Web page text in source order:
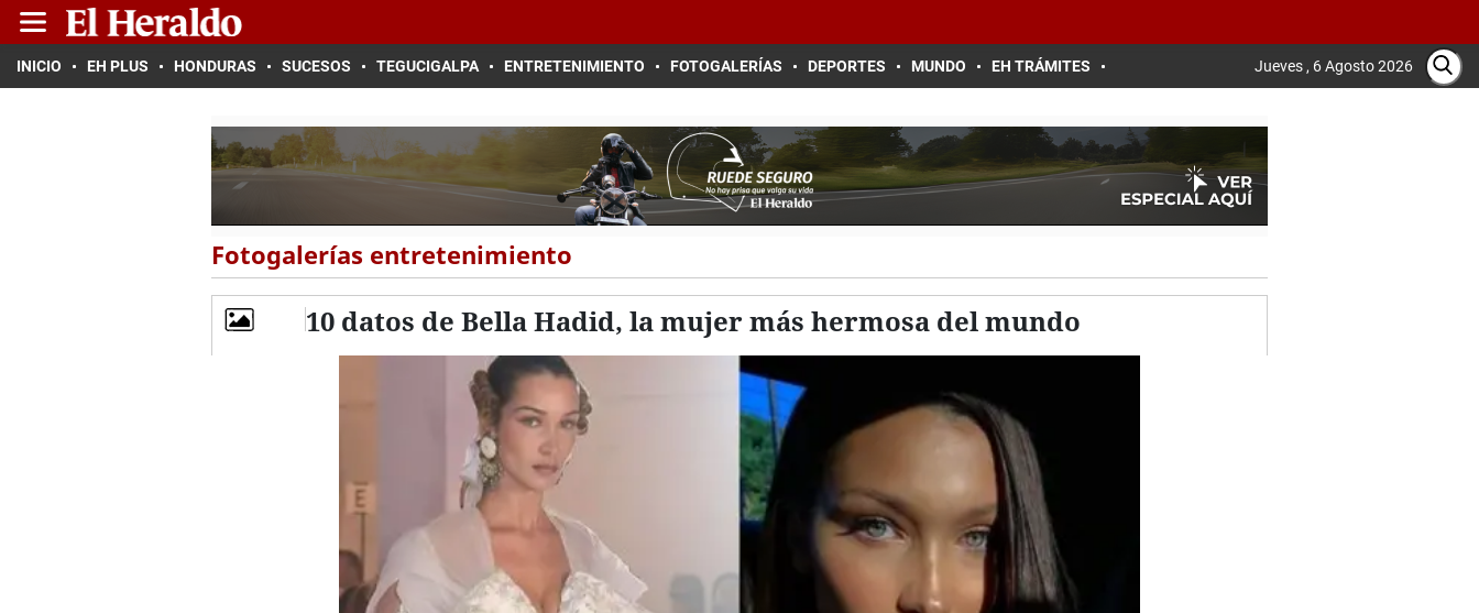
INICIO EH PLUS HONDURAS SUCESOS TEGUCIGALPA ENTRETENIMIENTO FOTOGALERÍAS DEPORTES MUNDO EH TRÁMITES Jueves , 6 Agosto 2026
Fotogalerías entretenimiento
10 datos de Bella Hadid, la mujer más hermosa del mundo